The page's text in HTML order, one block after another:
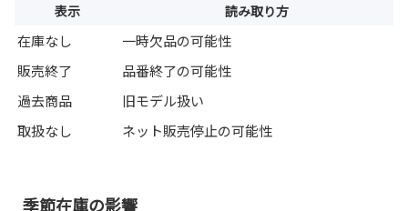
表示 読み取り方
在庫なし
一時欠品の可能性
販売終了
品番終了の可能性
過去商品
旧モデル扱い
取扱なし
ネット販売停止の可能性
季節在庫の影響